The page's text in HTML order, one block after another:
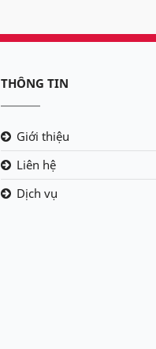
THÔNG TIN
Giới thiệu
Liên hệ
Dịch vụ